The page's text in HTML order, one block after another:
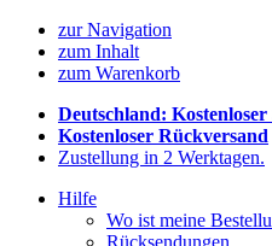
zur Navigation
zum Inhalt
zum Warenkorb
Deutschland:
Kostenloser Rückversand
Zustellung in 2 Werktagen.
Hilfe
Wo ist meine
Rücksendungen